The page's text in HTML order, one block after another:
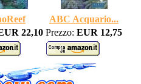
ABC Acquario...
22,10 Prezzo: EUR 12,75